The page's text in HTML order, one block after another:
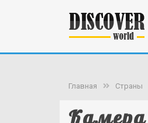
Главная Страны
Камера